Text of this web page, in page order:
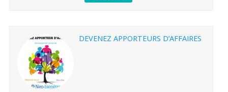
DEVENEZ APPORTEURS D’AFFAIRES